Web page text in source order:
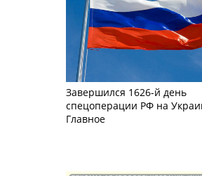
Завершился 1626-й день
спецоперации РФ на
Главное